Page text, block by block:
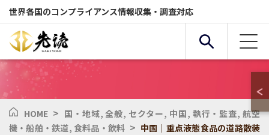
世界各国のコンプライアンス情報収集・調査対応
複合条件検索
HOME > 国・地域,全般, セクター, 中国, 執行・監査,航空
機・船舶・鉄道, 食料品・飲料 > 中国｜重点液態食品の道路散装